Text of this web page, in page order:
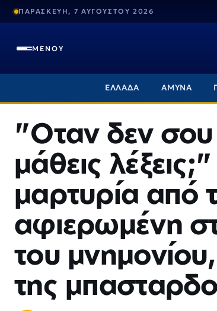
ΠΑΡΑΣΚΕΥΗ, 7 ΑΥΓΟΥΣΤΟΥ 2026
ΜΕΝΟΥ
ΕΛΛΑΔΑ ΑΜΥΝΑ
"Οταν δεν σου
μάθεις
μαρτυρία από
αφιερωμένη
του
της